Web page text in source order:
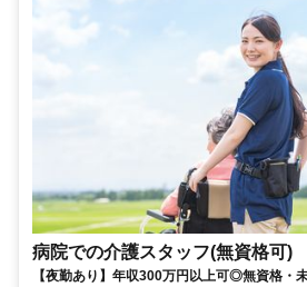
病院での介護スタッフ(無資格可)
【夜勤あり】年収300万円以上可◎無資格・